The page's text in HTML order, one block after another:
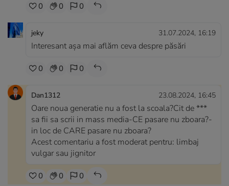
0 0 0
jeky 31.07.2024, 16:19
Interesant așa mai aflăm ceva despre păsări
0 0 0
Dan1312 23.08.2024, 16:45
Oare noua generatie nu a fost la scoala?Cit de ***
sa fii sa scrii in mass media-CE pasare nu zboara?-
in loc de CARE pasare nu zboara?
Acest comentariu a fost moderat pentru: limbaj
vulgar sau jignitor
0 0 0